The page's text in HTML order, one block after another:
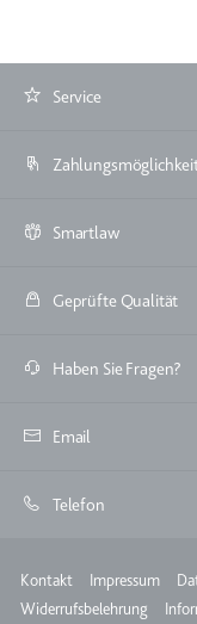
Ablauf:
Anbieter:
Typ:
Anbieter:
Service
Smartlaw
Geprüfte Qualität
Haben Sie Fragen?
Email
Telefon
Meta
Kontakt Impressum
Widerrufsbelehrung